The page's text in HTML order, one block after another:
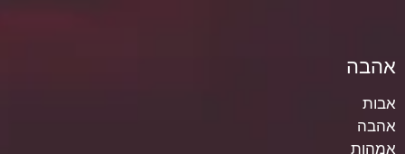
אהבה
אבות
אהבה
אמהות